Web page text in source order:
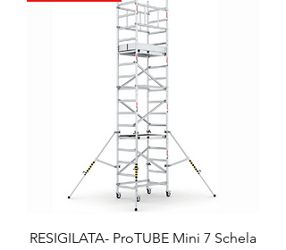
RESIGILATA- ProTUBE Mini 7 Schela